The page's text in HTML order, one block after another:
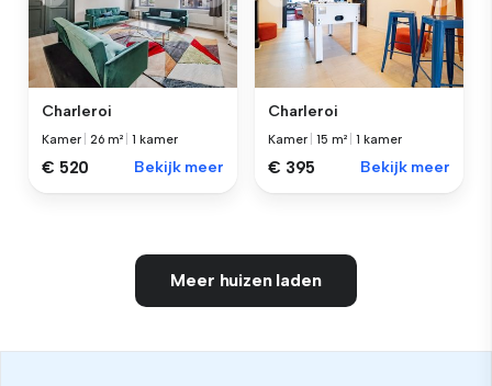
Charleroi
Kamer |26 m² |1 kamer
€ 520 Bekijk meer
Charleroi
Kamer |15 m² |1 kamer
€ 395 Bekijk meer
Meer huizen laden